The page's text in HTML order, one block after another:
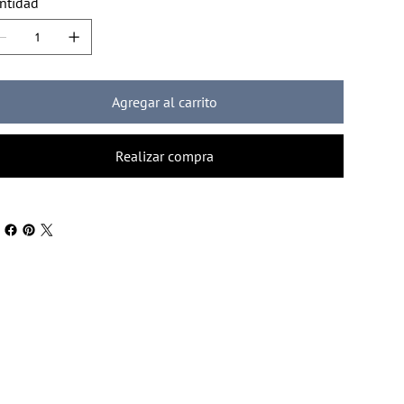
Agregar al carrito
Realizar compra